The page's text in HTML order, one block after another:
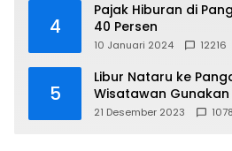
4
Pajak Hiburan di
40 Persen
10 Januari 2024 12216
5
Libur Nataru ke
Wisatawan
21 Desember 2023